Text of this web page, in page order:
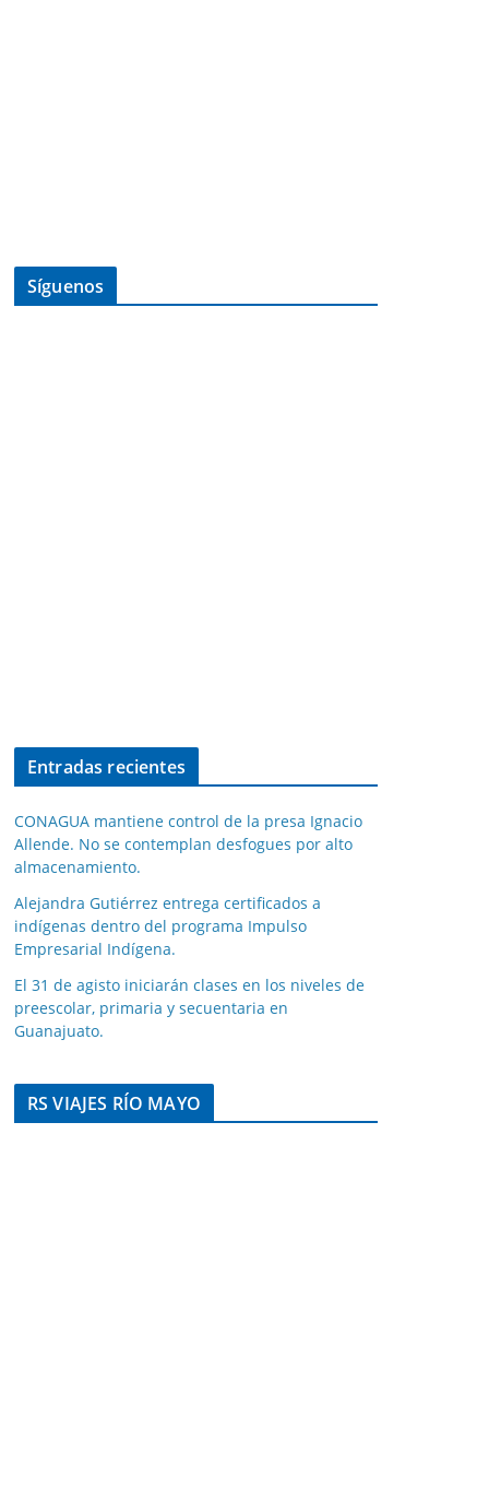
Síguenos
Entradas recientes
CONAGUA mantiene control de la presa Ignacio
Allende. No se contemplan desfogues por alto
almacenamiento.
Alejandra Gutiérrez entrega certificados a
indígenas dentro del programa Impulso
Empresarial Indígena.
El 31 de agisto iniciarán clases en los niveles de
preescolar, primaria y secuentaria en
Guanajuato.
RS VIAJES RÍO MAYO